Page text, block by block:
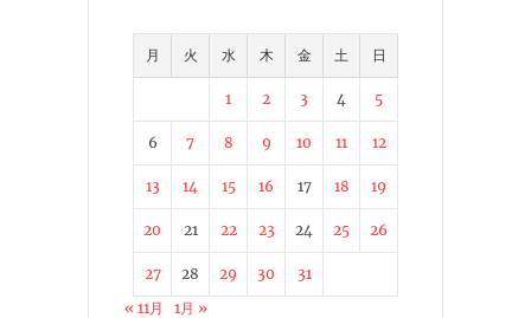
月 火 水 木 金 土 日
1 2 3 4 5
6 7 8 9 10 11 12
13 14 15 16 17 18 19
20 21 22 23 24 25 26
27 28 29 30
31
« 11月
1月 »